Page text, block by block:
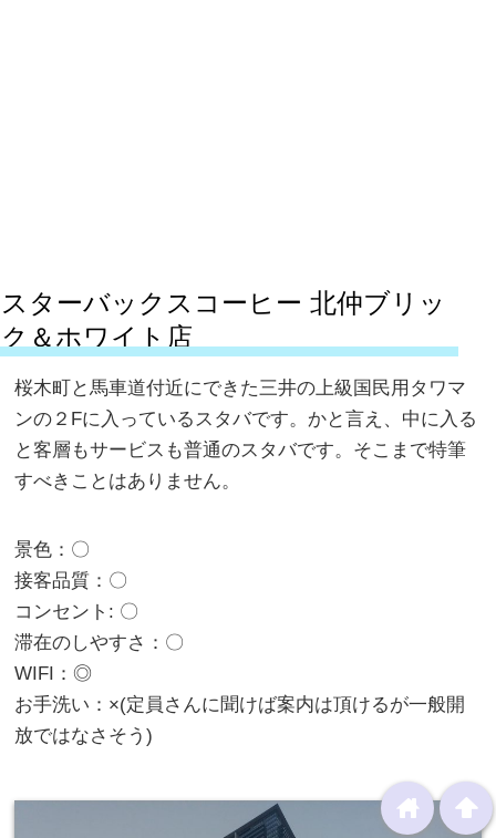
スターバックスコーヒー 北仲ブリッ
ク＆ホワイト店
桜木町と馬車道付近にできた三井の上級国民用タワマ
ンの２Fに入っているスタバです。かと言え、中に入る
と客層もサービスも普通のスタバです。そこまで特筆
すべきことはありません。
景色：〇
接客品質：〇
コンセント: 〇
滞在のしやすさ：〇
WIFI：◎
お手洗い：×(定員さんに聞けば案内は頂けるが一般開
放ではなさそう)
arrowup
home